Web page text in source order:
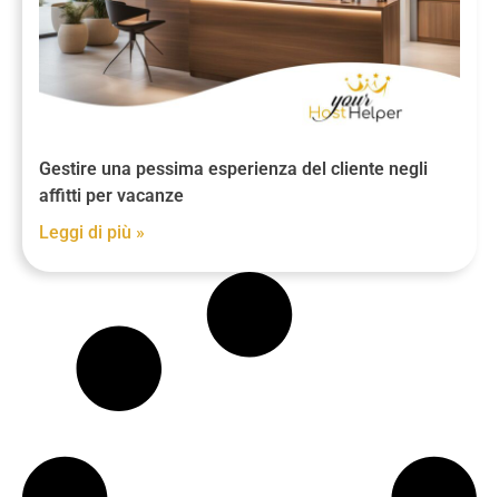
Gestire una pessima esperienza del cliente negli
affitti per vacanze
Leggi di più »